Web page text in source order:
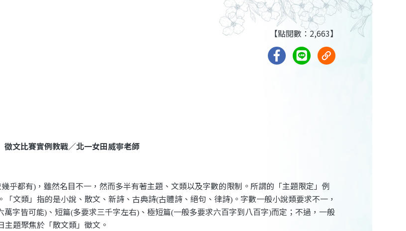
【點閱數：2,663】
徵文比賽實例教戰／北一女田威寧老師
乎都有) ，雖然名目不一，然而多半有著主題、文類以及字數的限制。所謂的「主題限定」例
文類」指的是小說、散文、新詩、古典詩(古體詩、絕句、律詩) 。字數一般小說類要求不一，
萬字皆可能) 、短篇(多要求三千字左右) 、極短篇(一般多要求六百字到八百字)而定；不過，一般
題聚焦於「散文類」徵文。